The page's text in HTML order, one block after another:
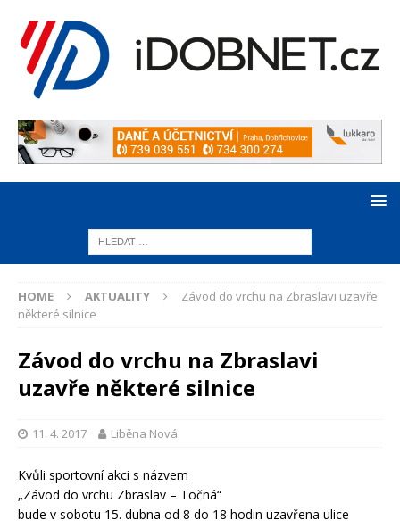
HOME AKTUALITY
Závod do vrchu na Zbraslavi uzavře
některé silnice
Závod do vrchu na Zbraslavi
uzavře některé silnice
11. 4. 2017 Liběna Nová
Kvůli sportovní akci s názvem
„Závod do vrchu Zbraslav – Točná“
bude v sobotu 15. dubna od 8 do 18 hodin uzavřena ulice